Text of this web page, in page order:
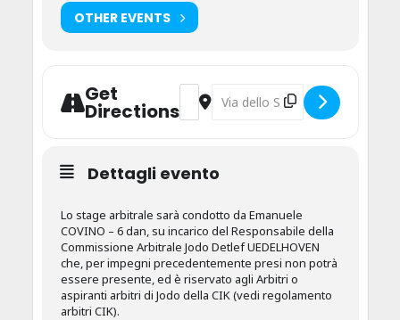
OTHER EVENTS
Get
Directions
Address - Stage Arbitrale di Jodo
Destination Address - Stage
Dettagli evento
Lo stage arbitrale sarà condotto da Emanuele
COVINO – 6 dan, su incarico del Responsabile della
Commissione Arbitrale Jodo Detlef UEDELHOVEN
che, per impegni precedentemente presi non potrà
essere presente, ed è riservato agli Arbitri o
aspiranti arbitri di Jodo della CIK (vedi regolamento
arbitri CIK).